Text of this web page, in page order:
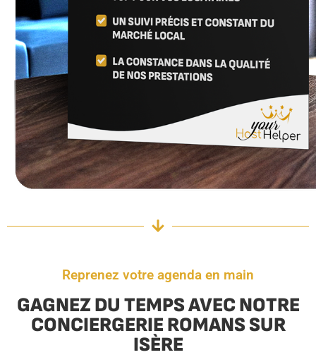
Reprenez votre agenda en main
GAGNEZ DU TEMPS AVEC NOTRE
CONCIERGERIE ROMANS SUR
ISÈRE